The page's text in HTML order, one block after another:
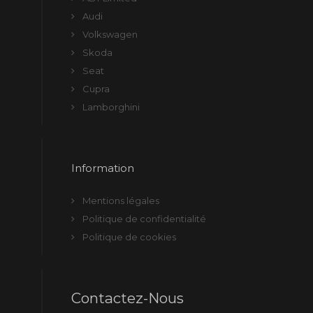
Audi
Volkswagen
Skoda
Seat
Cupra
Lamborghini
Information
Mentions légales
Politique de confidentialité
Politique de cookies
Contactez-Nous